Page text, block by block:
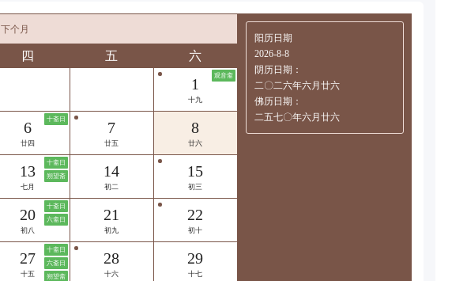
下个月
四 五 六
1
十九
观音斋
6
廿四
十斋日 7
廿五
8
廿六
13
七月
十斋日
朔望斋
14
初二
15
初三
20
初八
十斋日
六斋日
21
初九
22
初十
27
十五
十斋日
六斋日
朔望斋
28
十六
29
十七
阳历日期
2026-8-8
阴历日期：
二〇二六年六月廿六
佛历日期：
二五七〇年六月廿六